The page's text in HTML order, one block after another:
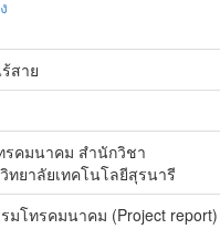
สาย
รคมนาคม สำนักวิชา
ทยาลัยเทคโนโลยีสุรนารี
มโทรคมนาคม (Project report)